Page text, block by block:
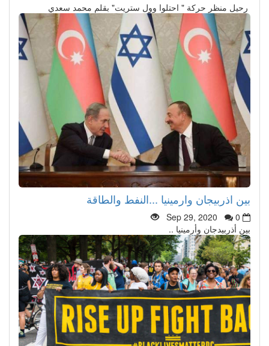
رحيل منظر حركة " احتلوا وول ستريت" بقلم محمد سعدي
بين اذربيجان وارمينيا ...النفط والطاقة
Sep 29, 2020
0
بين أذربيدجان وأرمينيا ..